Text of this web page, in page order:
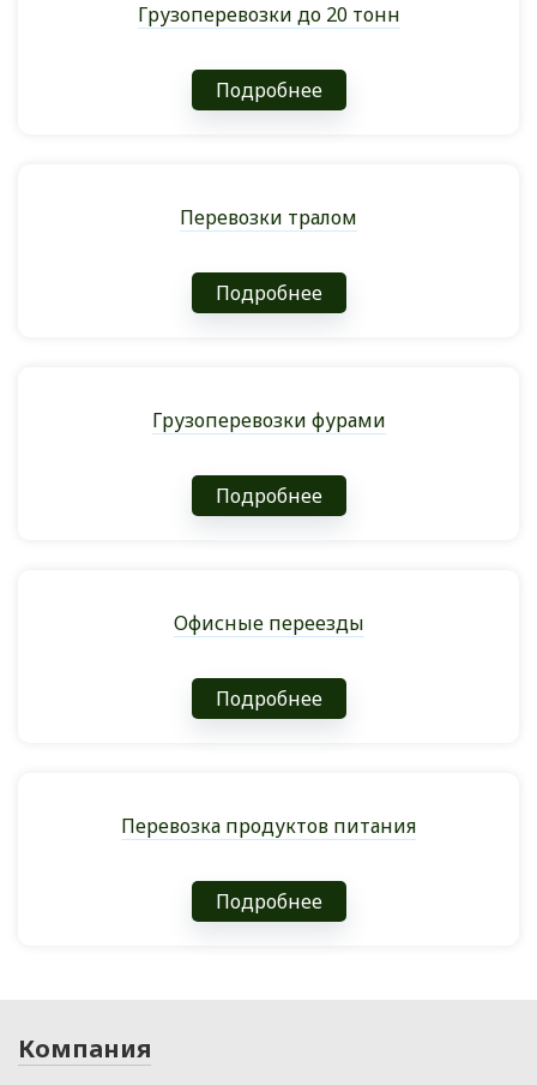
Грузоперевозки до 20 тонн
Подробнее
Перевозки тралом
Подробнее
Грузоперевозки фурами
Подробнее
Офисные переезды
Подробнее
Перевозка продуктов питания
Подробнее
Компания